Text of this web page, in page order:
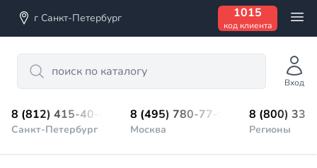
г Санкт-Петербург 1015
код клиента
Search
Вход
8 (812) 415-40-45
Санкт-Петербург
8 (495) 780-77-98
Москва
8 (800)
Регионы